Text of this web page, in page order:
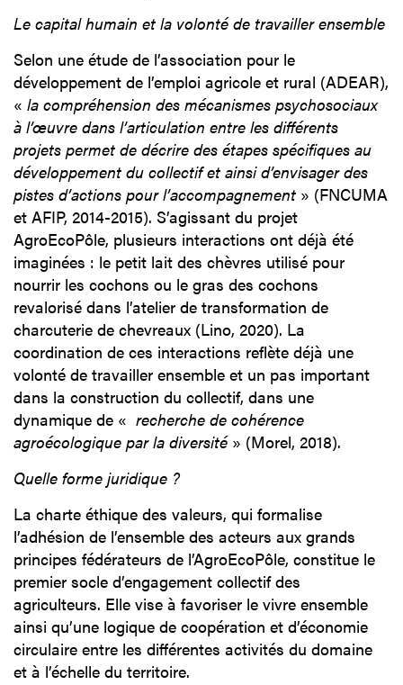
Le capital humain et la volonté de travailler ensemble
Selon une étude de l’association pour le
développement de l’emploi agricole et rural (ADEAR),
« la compréhension des mécanismes psychosociaux
à l’œuvre dans l’articulation entre les différents
projets permet de décrire des étapes spécifiques au
développement du collectif et ainsi d’envisager des
pistes d’actions pour l’accompagnement » (FNCUMA
et AFIP, 2014-2015). S’agissant du projet
AgroEcoPôle, plusieurs interactions ont déjà été
imaginées : le petit lait des chèvres utilisé pour
nourrir les cochons ou le gras des cochons
revalorisé dans l’atelier de transformation de
charcuterie de chevreaux (Lino, 2020). La
coordination de ces interactions reflète déjà une
volonté de travailler ensemble et un pas important
dans la construction du collectif, dans une
dynamique de « recherche de cohérence
agroécologique par la diversité» (Morel, 2018).
Quelle forme juridique ?
La charte éthique des valeurs, qui formalise
l’adhésion de l’ensemble des acteurs aux grands
principes fédérateurs de l’AgroEcoPôle, constitue le
premier socle d’engagement collectif des
agriculteurs. Elle vise à favoriser le vivre ensemble
ainsi qu’une logique de coopération et d’économie
circulaire entre les différentes activités du domaine
et à l’échelle du territoire.